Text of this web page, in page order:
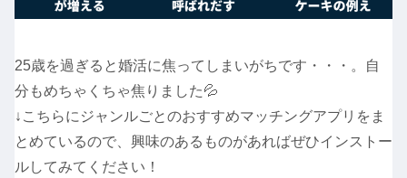
25歳を過ぎると婚活に焦ってしまいがちです・・・。自
分もめちゃくちゃ焦りました💦
↓こちらにジャンルごとのおすすめマッチングアプリをま
とめているので、興味のあるものがあればぜひインストー
ルしてみてください！